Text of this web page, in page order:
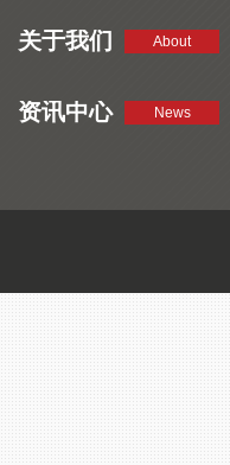
关于我们 About
资讯中心 News